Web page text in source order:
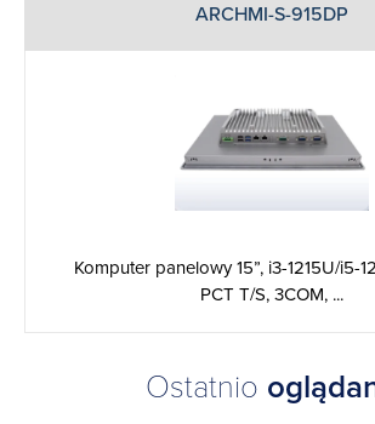
ARCHMI-S-915DP
Komputer panelowy 15”, i3-1215U/i5-
PCT T/S, 3COM, ...
Ostatnio